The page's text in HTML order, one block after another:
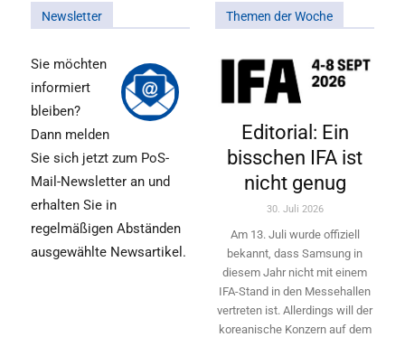
Newsletter
Sie möchten
informiert
bleiben?
Dann melden
Sie sich jetzt zum PoS-
Mail-Newsletter an und
erhalten Sie in
regelmäßigen Abständen
ausgewählte Newsartikel.
Themen der Woche
Editorial: Ein
bisschen IFA ist
nicht genug
30. Juli 2026
Am 13. Juli wurde offiziell
bekannt, dass Samsung in
diesem Jahr nicht mit einem
IFA-Stand in den Messehallen
vertreten ist. Allerdings will ­der
koreanische Konzern auf dem